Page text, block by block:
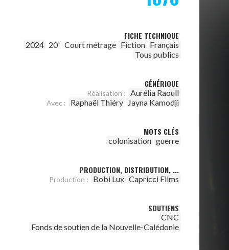
FICHE TECHNIQUE
2024 20' Court métrage Fiction Français
Tous publics
GÉNÉRIQUE
Réalisation : Aurélia Raoull
Avec : Raphaël Thiéry Jayna Kamodji
MOTS CLÉS
colonisation guerre
PRODUCTION, DISTRIBUTION, ...
Production : Bobi Lux Capricci Films
SOUTIENS
CNC
Fonds de soutien de la Nouvelle-Calédonie